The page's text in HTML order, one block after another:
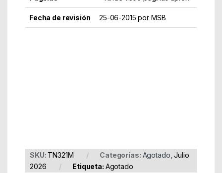
Fecha de revisión 25-06-2015 por MSB
SKU: TN321M Categorías: Agotado ,Julio
2026
Etiqueta: Agotado